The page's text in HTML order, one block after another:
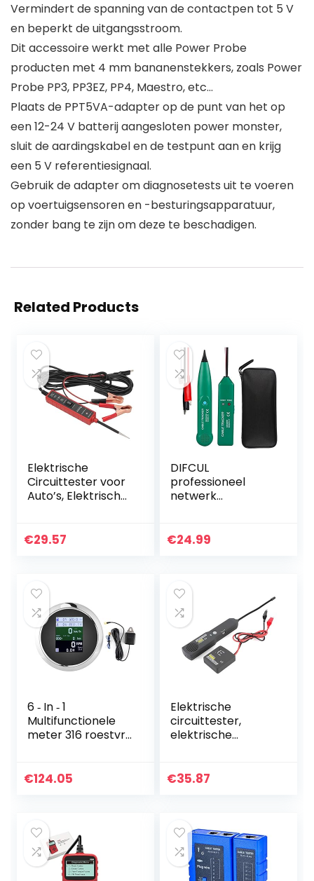
Vermindert de spanning van de contactpen tot 5 V
en beperkt de uitgangsstroom.
Dit accessoire werkt met alle Power Probe
producten met 4 mm bananenstekkers, zoals Power
Probe PP3, PP3EZ, PP4, Maestro, etc…
Plaats de PPT5VA-adapter op de punt van het op
een 12-24 V batterij aangesloten power monster,
sluit de aardingskabel en de testpunt aan en krijg
een 5 V referentiesignaal.
Gebruik de adapter om diagnosetests uit te voeren
op voertuigsensoren en -besturingsapparatuur,
zonder bang te zijn om deze te beschadigen.
Related Products
Elektrische
Circuittester voor
Auto’s, Elektrische
elektrische
€29.57
DIFCUL
professioneel
netwerk
breuk slijpen fout
€24.99
6 ‑ In ‑ 1
Multifunctionele
meter 316 roestvrij
Digitale meter
€124.05
Elektrische
circuittester,
elektrische
kortsluitingzoeker
€35.87